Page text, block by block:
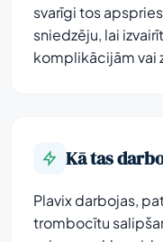
svarīgi tos
sniedzēju, lai
komplikācijām vai
Kā tas
Plavix darbojas,
trombocītu